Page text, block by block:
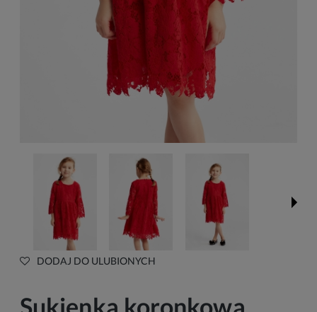
DODAJ DO ULUBIONYCH
Sukienka koronkowa